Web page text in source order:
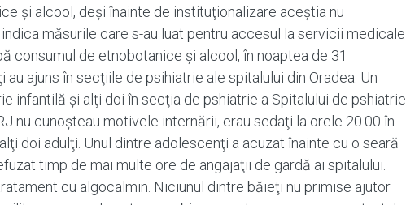
şi alcool, deși înainte de instituţionalizare aceştia nu
măsurile care s-au luat pentru accesul la servicii medicale
consumul de etnobotanice şi alcool, în noaptea de 31
ajuns în secţiile de psihiatrie ale spitalului din Oradea. Un
infantilă şi alţi doi în secţia de pshiatrie a Spitalului de pshiatrie
nu cunoşteau motivele internării, erau sedaţi la orele 20.00 în
doi adulţi. Unul dintre adolescenţi a acuzat înainte cu o seară
timp de mai multe ore de angajaţii de gardă ai spitalului.
cu algocalmin. Niciunul dintre băieţi nu primise ajutor